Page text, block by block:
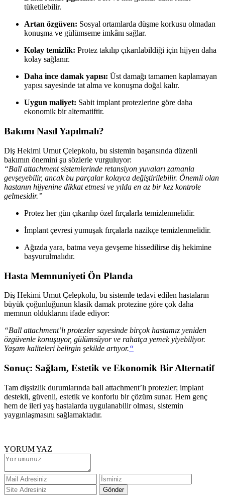
tüketilebilir.
Artan özgüven: Sosyal ortamlarda düşme korkusu olmadan
konuşma ve gülümseme imkânı sağlar.
Kolay temizlik: Protez takılıp çıkarılabildiği için hijyen daha
kolay sağlanır.
Daha ince damak yapısı: Üst damağı tamamen kaplamayan
yapısı sayesinde tat alma ve konuşma doğal kalır.
Uygun maliyet: Sabit implant protezlerine göre daha
ekonomik bir alternatiftir.
Bakımı Nasıl Yapılmalı?
Diş Hekimi Umut Çelepkolu, bu sistemin başarısında düzenli
bakımın önemini şu sözlerle vurguluyor:
“Ball attachment sistemlerinde retansiyon yuvaları zamanla
gevşeyebilir, ancak bu parçalar kolayca değiştirilebilir. Önemli olan
hastanın hijyenine dikkat etmesi ve yılda en az bir kez kontrole
gelmesidir.”
Protez her gün çıkarılıp özel fırçalarla temizlenmelidir.
İmplant çevresi yumuşak fırçalarla nazikçe temizlenmelidir.
Ağızda yara, batma veya gevşeme hissedilirse diş hekimine
başvurulmalıdır.
Hasta Memnuniyeti Ön Planda
Diş Hekimi Umut Çelepkolu, bu sistemle tedavi edilen hastaların
büyük çoğunluğunun klasik damak protezine göre çok daha
memnun olduklarını ifade ediyor:
“Ball attachment’lı protezler sayesinde birçok hastamız yeniden
özgüvenle konuşuyor, gülümsüyor ve rahatça yemek yiyebiliyor.
Yaşam kaliteleri belirgin şekilde artıyor.“
Sonuç: Sağlam, Estetik ve Ekonomik Bir Alternatif
Tam dişsizlik durumlarında ball attachment’lı protezler; implant
destekli, güvenli, estetik ve konforlu bir çözüm sunar. Hem genç
hem de ileri yaş hastalarda uygulanabilir olması, sistemin
yaygınlaşmasını sağlamaktadır.
YORUM YAZ